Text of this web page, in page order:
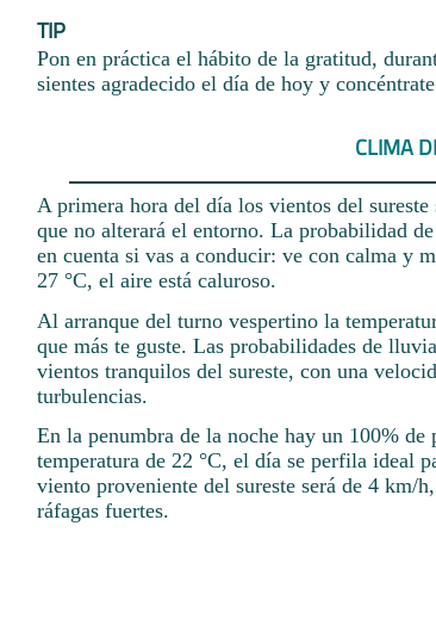
TIP
Pon en práctica el hábito de la gratitud,
sientes agradecido el día de hoy y
CLIMA
A primera hora del día los vientos del
que no alterará el entorno. La probabilidad
en cuenta si vas a conducir: ve con calma y
27 °C, el aire está caluroso.
Al arranque del turno vespertino la
que más te guste. Las probabilidades de
vientos tranquilos del sureste, con una
turbulencias.
En la penumbra de la noche hay un 100%
temperatura de 22 °C, el día se perfila ideal
viento proveniente del sureste será de 4
ráfagas fuertes.